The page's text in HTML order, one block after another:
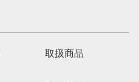
取扱商品